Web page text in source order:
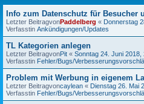
Info zum Datenschutz für Besucher
Letzter BeitragvonPaddelberg « Donnerstag
Verfasstin Ankündigungen/Updates
TL Kategorien anlegen
Letzter BeitragvonPit « Sonntag 24. Juni 2018,
Verfasstin Fehler/Bugs/
Problem mit Werbung in eigenem
Letzter Beitragvoncaylean « Dienstag 26. Mai
Verfasstin Fehler/Bugs/